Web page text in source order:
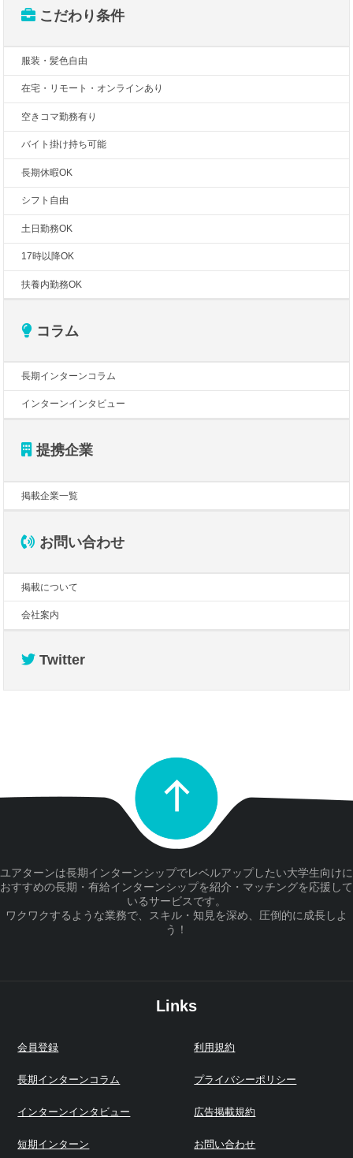
こだわり条件
服装・髪色自由
在宅・リモート・オンラインあり
空きコマ勤務有り
バイト掛け持ち可能
長期休暇OK
シフト自由
土日勤務OK
17時以降OK
扶養内勤務OK
コラム
長期インターンコラム
インターンインタビュー
提携企業
掲載企業一覧
お問い合わせ
掲載について
会社案内
Twitter
ユアターンは長期インターンシップでレベルアップしたい大学生向けに
おすすめの長期・有給インターンシップを紹介・マッチングを応援して
いるサービスです。
ワクワクするような業務で、スキル・知見を深め、圧倒的に成長しよ
う！
Links
会員登録
長期インターンコラム
インターンインタビュー
短期インターン
利用規約
プライバシーポリシー
広告掲載規約
お問い合わせ